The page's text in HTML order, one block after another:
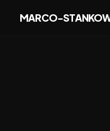
MARCO-